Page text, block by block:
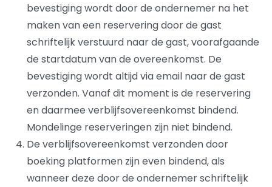
bevestiging wordt door de ondernemer na het
maken van een reservering door de gast
schriftelijk verstuurd naar de gast, voorafgaande
de startdatum van de overeenkomst. De
bevestiging wordt altijd via email naar de gast
verzonden. Vanaf dit moment is de reservering
en daarmee verblijfsovereenkomst bindend.
Mondelinge reserveringen zijn niet bindend.
De verblijfsovereenkomst verzonden door
boeking platformen zijn even bindend, als
wanneer deze door de ondernemer schriftelijk